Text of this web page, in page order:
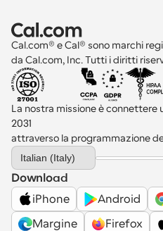
Cal.com® e Cal® sono marchi
da Cal.com, Inc. Tutti i diritti
La nostra missione è connettere
2031
attraverso la programmazione
Select Language
Italian (Italy)
Download
iPhone
Android
Margine
Firefox